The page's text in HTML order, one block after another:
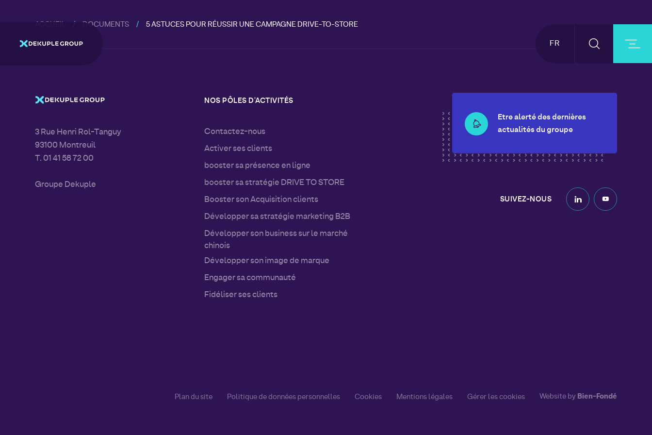
FR
ACCUEIL DOCUMENTS 5 ASTUCES POUR RÉUSSIR UNE CAMPAGNE DRIVE-TO-STORE
3 Rue Henri Rol-Tanguy
93100 Montreuil
T. 01 41 58 72 00
Groupe Dekuple
NOS PÔLES D'ACTIVITÉS
Contactez-nous
Activer ses clients
booster sa présence en ligne
booster sa stratégie DRIVE TO STORE
Booster son Acquisition clients
Développer sa stratégie marketing B2B
Développer son business sur le marché
chinois
Développer son image de marque
Engager sa communauté
Fidéliser ses clients
Etre alerté des dernières
actualités du groupe
SUIVEZ-NOUS
Plan du site Politique de données personnelles Cookies Mentions légales Gérer les cookies Website byBien-Fondé